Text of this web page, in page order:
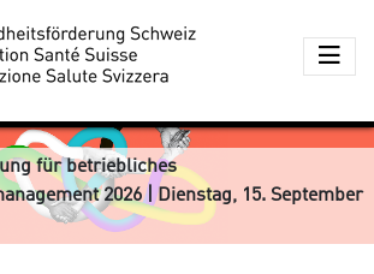
für betriebliches
2026 | Dienstag, 15. September